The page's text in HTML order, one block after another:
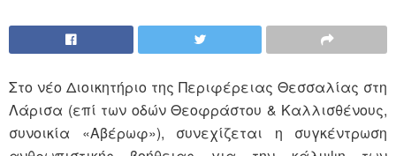
Στο νέο Διοικητήριο της Περιφέρειας Θεσσαλίας στη
Λάρισα (επί των οδών Θεοφράστου & Καλλισθένους,
συνοικία «Αβέρωφ»), συνεχίζεται η συγκέντρωση